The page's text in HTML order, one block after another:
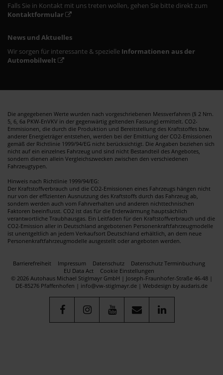
Falls Sie in Kontakt mit uns treten wollen, gehen Sie bitte direkt zum
Kontaktformular
News und Aktuelles
Wir sorgen für interessante & spezielle Informationen aus der
Automobilwelt
Die angegebenen Werte wurden nach vorgeschriebenen Messverfahren (§ 2 Nrn.
5, 6, 6a PKW-EnVKV in der gegenwärtig geltenden Fassung) ermittelt. CO2-
Emmisionen, die durch die Produktion und Bereitstellung des Kraftstoffes bzw.
anderer Energieträger entstehen, werden bei der Emittlung der CO2-Emissionen
gemäß der Richtlinie 1999/94/EG nicht berücksichtigt. Die Angaben beziehen sich
nicht auf ein einzelnes Fahrzeug und sind nicht Bestandteil des Angebotes,
sondern dienen allein Vergleichszwecken zwischen den verschiedenen
Fahrzeugtypen.
Hinweis nach Richtlinie 1999/94/EG:
Der Kraftstoffverbrauch und die CO2-Emissionen eines Fahrzeugs hängen nicht
nur von der effizienten Ausnutzung des Kraftstoffs durch das Fahrzeug ab,
sondern werden auch vom Fahrverhalten und anderen nichttechnischen
Faktoren beeinflusst. CO2 ist das für die Erderwärmung hauptsächlich
verantwortliche Traubhausgas. Ein Leitfaden für den Kraftstoffverbrauch und die
CO2-Emission aller in Deutschland angebotenen Personenkraftfahrzeugmodelle
ist unentgeltlich an jedem Verkaufsort Deutschland erhältlich, an dem neue
Personenkraftfahrzeugmodelle ausgestellt oder angeboten werden.
Barrierefreiheit Impressum Datenschutz
Datenschutz Terminbuchung
EU Data Act
Cookie Einstellungen
© 2026 Autohaus Michael Stiglmayr GmbH | Joseph-Fraunhofer-Straße 46-48 |
DE-85276 Pfaffenhofen | info@vw-stiglmayr.de | Webdesign by audaris.de